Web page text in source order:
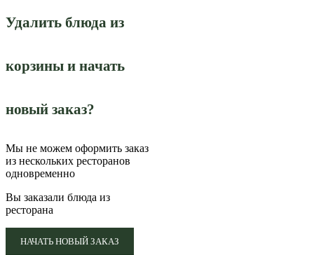
Удалить блюда из
корзины и начать
новый заказ?
Мы не можем оформить заказ
из нескольких ресторанов
одновременно
Вы заказали блюда из
ресторана
НАЧАТЬ НОВЫЙ ЗАКАЗ